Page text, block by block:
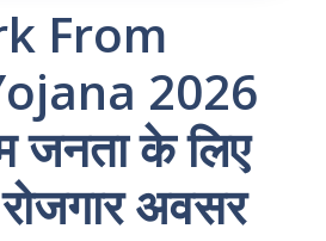
From
2026
जनता के लिए
अवसर